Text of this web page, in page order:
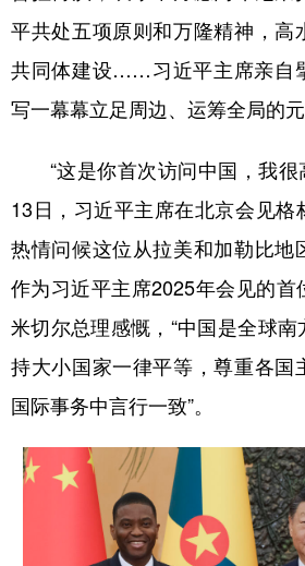
平共处五项原则和万隆精神，高
共同体建设……习近平主席亲自
写一幕幕立足周边、运筹全局的元
“这是你首次访问中国，我很
13日，习近平主席在北京会见格
热情问候这位从拉美和加勒比地
作为习近平主席2025年会见的首
米切尔总理感慨，“中国是全球
持大小国家一律平等，尊重各国
国际事务中言行一致”。